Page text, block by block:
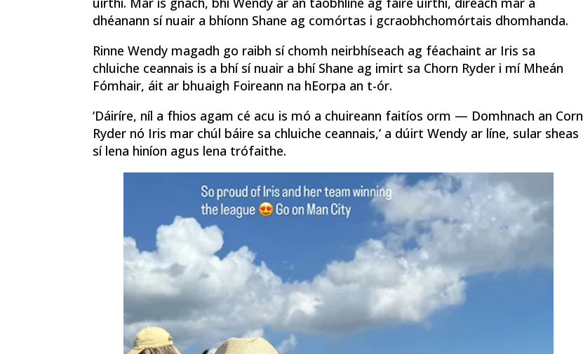
dhéanann sí nuair a bhíonn Shane ag comórtas i gcraobhchomórtais dhomhanda.
Rinne Wendy magadh go raibh sí chomh neirbhíseach ag féachaint ar Iris sa
chluiche ceannais is a bhí sí nuair a bhí Shane ag imirt sa Chorn Ryder i mí Mheán
Fómhair, áit ar bhuaigh Foireann na hEorpa an t-ór.
‘Dáiríre, níl a fhios agam cé acu is mó a chuireann faitíos orm — Domhnach an Corn
Ryder nó Iris mar chúl báire sa chluiche ceannais,’ a dúirt Wendy ar líne, sular sheas
sí lena hiníon agus lena trófaithe.